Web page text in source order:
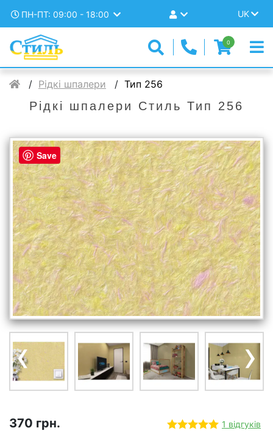
ПН-ПТ: 09:00 - 18:00 UK
0
Рідкі шпалери Тип 256
Рідкі шпалери Стиль Тип 256
‹ ›
370 грн. 1 відгуків
Save